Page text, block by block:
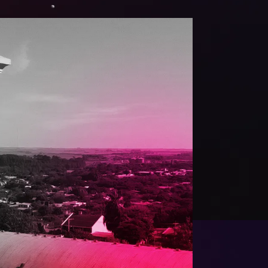
9
0
1
2
3
4
9
0
1
2
3
4